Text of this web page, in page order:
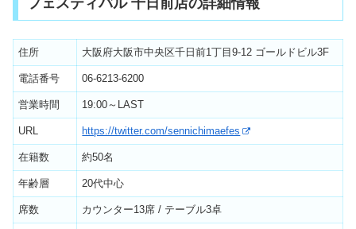
住所 大阪府大阪市中央区千日前1丁目9-12 ゴールドビル3F
電話番号 06-6213-6200
営業時間 19:00～LAST
URL https://twitter.com/sennichimaefes
在籍数 約50名
年齢層 20代中心
席数 カウンター13席 / テーブル3卓